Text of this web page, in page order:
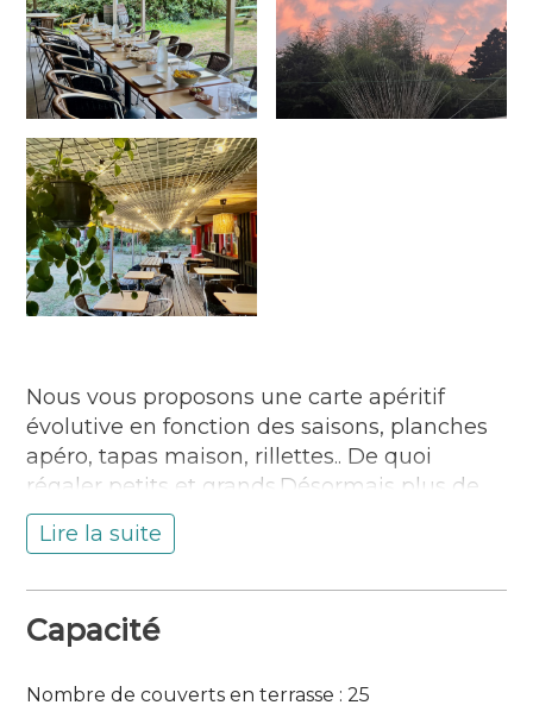
Nous vous proposons une carte apéritif
évolutive en fonction des saisons, planches
apéro, tapas maison, rillettes.. De quoi
régaler petits et grands.Désormais plus de
restauration, mais de quoi prendre un bon
apéro en plein air, seul ou à plusieurs, dans
Situation :
Sur l’île de Groix
Accessible aux personnes en situation de
Lire la suite
Capacité
Nombre de couverts en terrasse : 25